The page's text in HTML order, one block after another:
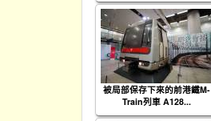
被局部保存下來的前港鐵M-
Train列車 A128...